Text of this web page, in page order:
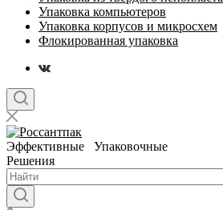
Упаковка компьютеров
Упаковка корпусов и микросхем
Флокированная упаковка
Эффективные Упаковочные
Решения